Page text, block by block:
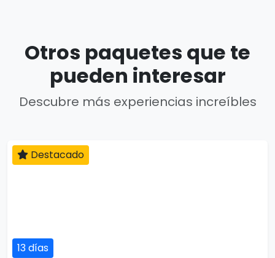
Otros paquetes que te
pueden interesar
Descubre más experiencias increíbles
13 días
Destacado